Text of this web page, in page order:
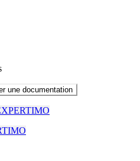
une documentation